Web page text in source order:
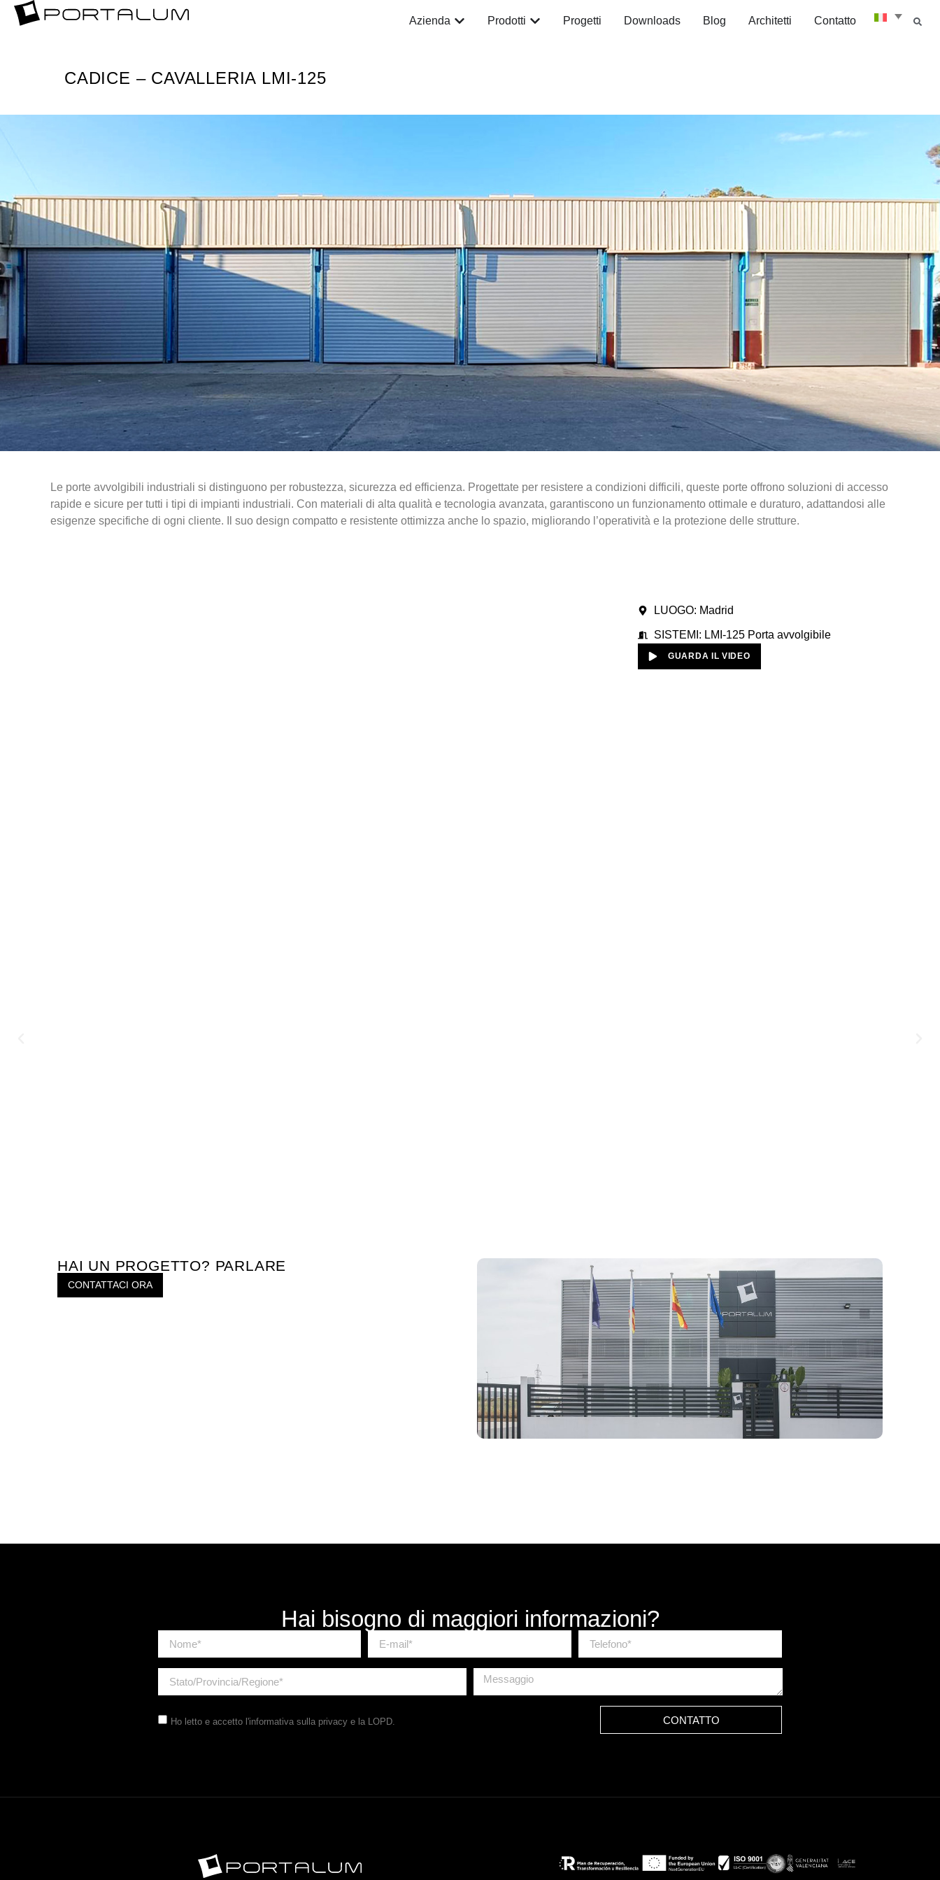
Azienda Prodotti Progetti Downloads Blog Architetti Contatto
CADICE – CAVALLERIA LMI-125
Le porte avvolgibili industriali si distinguono per robustezza, sicurezza ed efficienza. Progettate per resistere a condizioni difficili, queste porte offrono soluzioni di accesso
rapide e sicure per tutti i tipi di impianti industriali. Con materiali di alta qualità e tecnologia avanzata, garantiscono un funzionamento ottimale e duraturo, adattandosi alle
esigenze specifiche di ogni cliente. Il suo design compatto e resistente ottimizza anche lo spazio, migliorando l’operatività e la protezione delle strutture.
LUOGO: Madrid
SISTEMI: LMI-125 Porta avvolgibile
GUARDA IL VIDEO
HAI UN PROGETTO? PARLARE
CONTATTACI ORA
Hai bisogno di maggiori informazioni?
Ho letto e accetto l'informativa sulla privacye la LOPD. CONTATTO